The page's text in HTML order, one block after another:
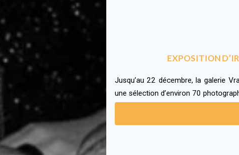
EXPOSITION
Jusqu’au 22 décembre, la galerie
une sélection d’environ 70